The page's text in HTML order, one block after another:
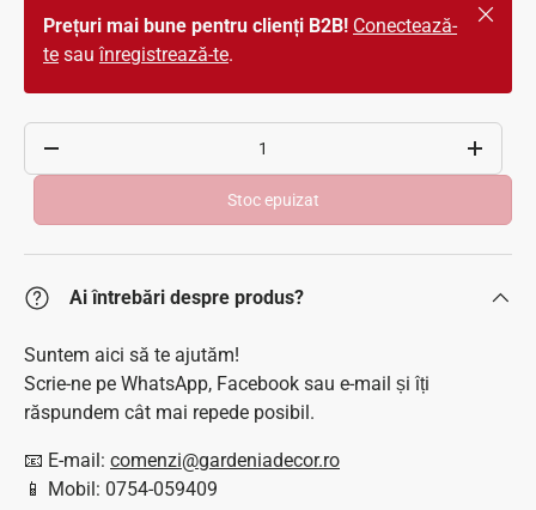
Prețuri mai bune pentru clienți B2B! Conectează-
te sauînregistrează-te.
Închide
Scade cantitatea
Crește
Stoc epuizat
Ai întrebări despre produs?
Suntem aici să te ajutăm!
Scrie-ne pe WhatsApp, Facebook sau e-mail și îți
răspundem cât mai repede posibil.
📧 E-mail: comenzi@gardeniadecor.ro
📱 Mobil: 0754-059409